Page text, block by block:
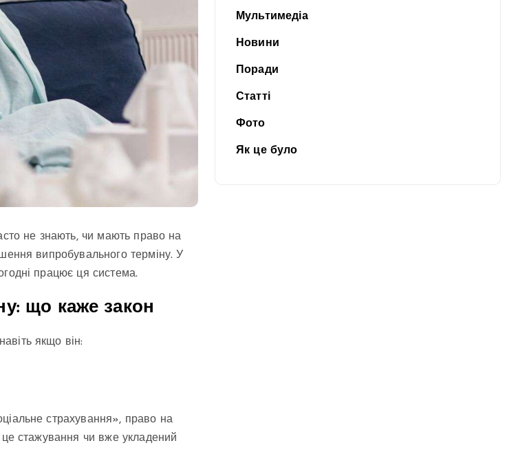
не знають, чи мають право на
випробувального терміну. У
працює ця система.
що каже закон
якщо він:
страхування», право на
стажування чи вже укладений
Мультимедіа
Новини
Поради
Статті
Фото
Як це було